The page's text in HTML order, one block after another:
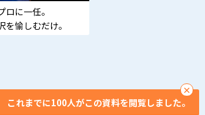
に一任。
愉しむだけ。
×
これまでに100人がこの資料を閲覧しました。